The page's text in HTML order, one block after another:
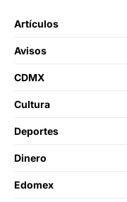
Artículos
Avisos
CDMX
Cultura
Deportes
Dinero
Edomex